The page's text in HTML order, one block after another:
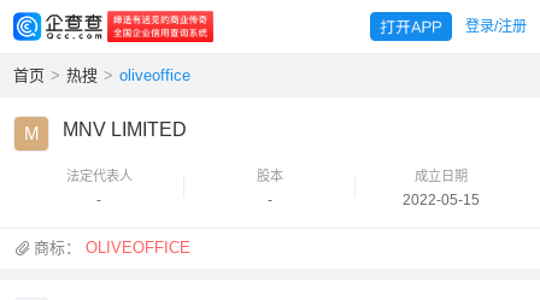
登录/注册
首页 > 热搜 > oliveoffice
M MNV LIMITED
法定代表人
-
股本
-
成立日期
2022-05-15
商标：OLIVEOFFICE